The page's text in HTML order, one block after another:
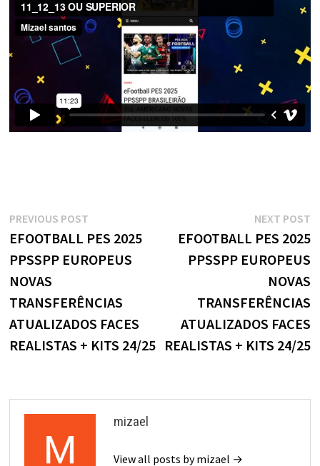
Navegação
de
Post
PREVIOUS POSTPrevious
post:
EFOOTBALL PES 2025
PPSSPP EUROPEUS
NOVAS
TRANSFERÊNCIAS
ATUALIZADOS FACES
REALISTAS + KITS 24/25
NEXT POST
EFOOTBALL PES 2025
PPSSPP EUROPEUS
NOVAS
TRANSFERÊNCIAS
ATUALIZADOS FACES
REALISTAS + KITS 24/25
mizael
View all posts by mizael →